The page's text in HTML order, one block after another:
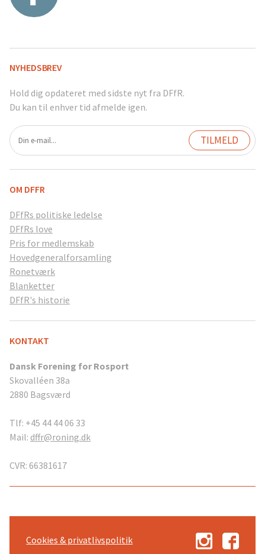
NYHEDSBREV
Hold dig opdateret med sidste nyt fra DFfR.
Du kan til enhver tid afmelde igen.
OM DFFR
DFfRs politiske ledelse
DFfRs love
Pris for medlemskab
Hovedgeneralforsamling
Ronetværk
Blanketter
DFfR's historie
KONTAKT
Dansk Forening for Rosport
Skovalléen 38a
2880 Bagsværd
Tlf: +45 44 44 06 33
Mail: dffr@roning.dk
CVR: 66381617
Cookies & privatlivspolitik